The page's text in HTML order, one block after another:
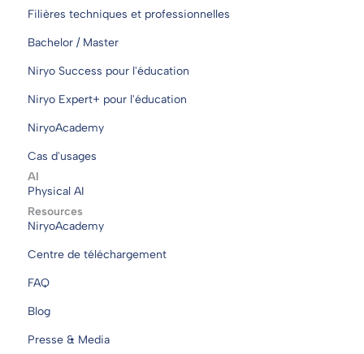
Filières techniques et professionnelles
Bachelor / Master
Niryo Success pour l'éducation
Niryo Expert+ pour l'éducation
NiryoAcademy
Cas d'usages
AI
Physical AI
Resources
NiryoAcademy
Centre de téléchargement
FAQ
Blog
Presse & Media